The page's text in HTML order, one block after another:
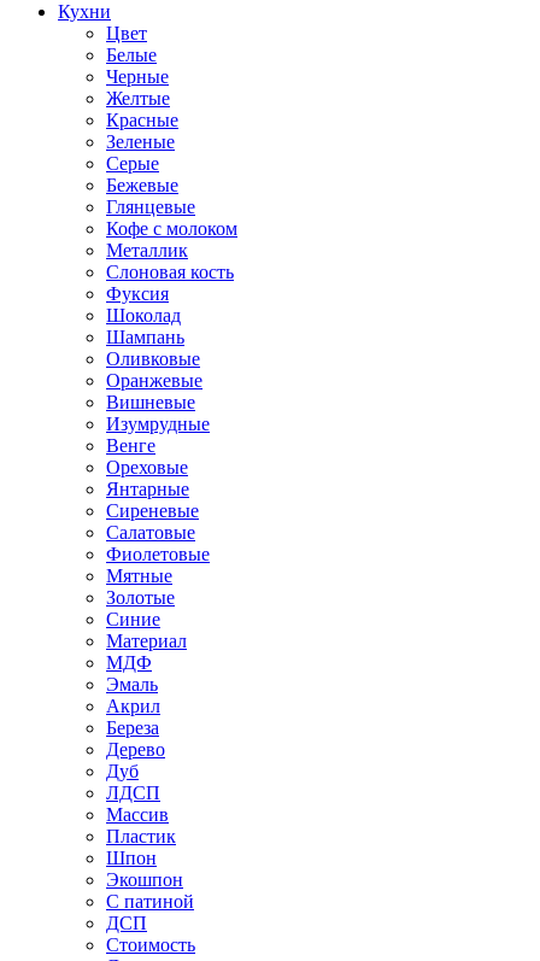
Кухни
Цвет
Белые
Черные
Желтые
Красные
Зеленые
Серые
Бежевые
Глянцевые
Кофе с молоком
Металлик
Слоновая кость
Фуксия
Шоколад
Шампань
Оливковые
Оранжевые
Вишневые
Изумрудные
Венге
Ореховые
Янтарные
Сиреневые
Салатовые
Фиолетовые
Мятные
Золотые
Синие
Материал
МДФ
Эмаль
Акрил
Береза
Дерево
Дуб
ЛДСП
Массив
Пластик
Шпон
Экошпон
С патиной
ДСП
Стоимость